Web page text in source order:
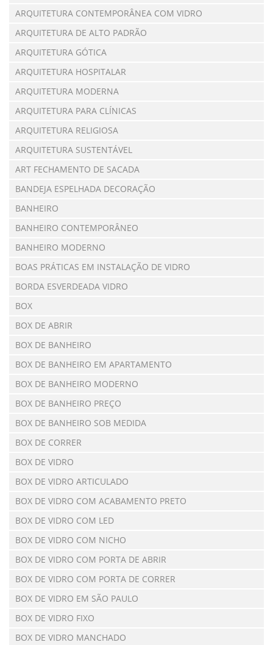
ARQUITETURA CONTEMPORÂNEA COM VIDRO
ARQUITETURA DE ALTO PADRÃO
ARQUITETURA GÓTICA
ARQUITETURA HOSPITALAR
ARQUITETURA MODERNA
ARQUITETURA PARA CLÍNICAS
ARQUITETURA RELIGIOSA
ARQUITETURA SUSTENTÁVEL
ART FECHAMENTO DE SACADA
BANDEJA ESPELHADA DECORAÇÃO
BANHEIRO
BANHEIRO CONTEMPORÂNEO
BANHEIRO MODERNO
BOAS PRÁTICAS EM INSTALAÇÃO DE VIDRO
BORDA ESVERDEADA VIDRO
BOX
BOX DE ABRIR
BOX DE BANHEIRO
BOX DE BANHEIRO EM APARTAMENTO
BOX DE BANHEIRO MODERNO
BOX DE BANHEIRO PREÇO
BOX DE BANHEIRO SOB MEDIDA
BOX DE CORRER
BOX DE VIDRO
BOX DE VIDRO ARTICULADO
BOX DE VIDRO COM ACABAMENTO PRETO
BOX DE VIDRO COM LED
BOX DE VIDRO COM NICHO
BOX DE VIDRO COM PORTA DE ABRIR
BOX DE VIDRO COM PORTA DE CORRER
BOX DE VIDRO EM SÃO PAULO
BOX DE VIDRO FIXO
BOX DE VIDRO MANCHADO